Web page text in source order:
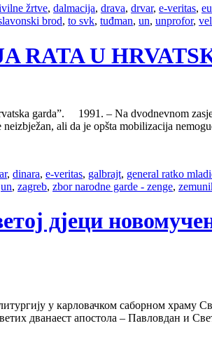
žrtve, dalmacija, drava, drvar, e-veritas, eu
brod, to svk, tuđman, un, unprofor,
RATA U
garda”. 1991. – Na dvodnevnom
ali da je opšta mobilizacija
, dinara, e-veritas, galbrajt, general ratko
un, zagreb, zbor narodne garde - zenge,
дјеци
у карловачком саборном храму
дванаест апостола – Павловдан и